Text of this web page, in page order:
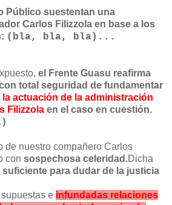
Público suestentan una
Carlos Filizzola en base a los
(bla, bla, bla)...
el Frente Guasu reafirma
total seguridad de fundamentar
la actuación de la administración
Filizzolaen el caso en cuestión.
de nuestro compañero Carlos
consospechosa celeridad.Dicha
suficiente para dudar de la justicia
e infundadas relaciones